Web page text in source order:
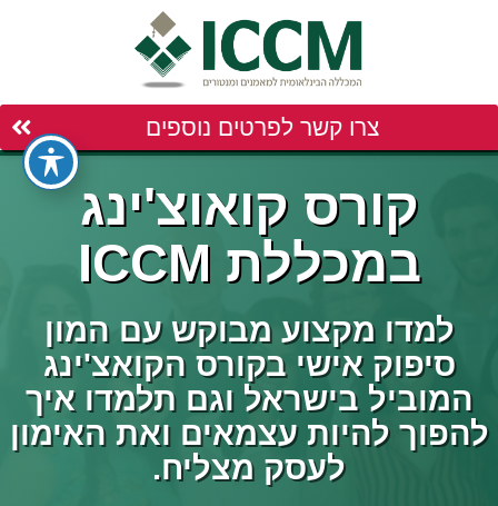
צרו קשר לפרטים נוספים
קורס קואוצ'ינג
במכללת ICCM
למדו מקצוע מבוקש עם המון
סיפוק אישי בקורס הקואצ'ינג
המוביל בישראל וגם תלמדו איך
להפוך להיות עצמאים ואת האימון
לעסק מצליח.